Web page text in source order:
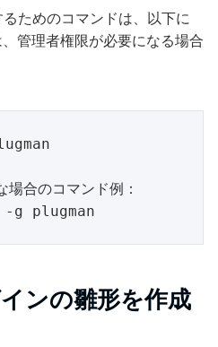
ためのコマンドは、以下に
管理者権限が必要になる場合
合のコマンド例：
ンの雛形を作成